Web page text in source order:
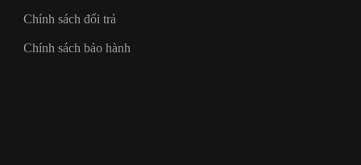
Chính sách đổi trả
Chính sách bảo hành